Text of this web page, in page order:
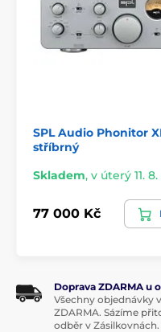
SPL Audio Phonitor
stříbrný
Skladem, v úterý 11.
77 000 Kč
Doprava ZDARMA u
Všechny objednávky
ZDARMA. Sázíme
odběr v Zásilkovnách.